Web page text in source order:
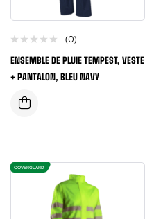
(0)
ENSEMBLE DE PLUIE TEMPEST, VESTE
+ PANTALON, BLEU NAVY
COVERGUARD